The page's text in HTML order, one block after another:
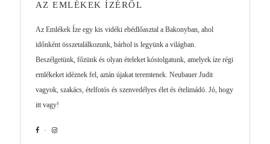
AZ EMLÉKEK ÍZÉRŐL
Az Emlékek Íze egy kis vidéki ebédlőasztal a Bakonyban, ahol
időnként összetalálkozunk, bárhol is legyünk a világban.
Beszélgetünk, főzünk és olyan ételeket kóstolgatunk, amelyek íze régi
emlékeket idéznek fel, aztán újakat teremtenek. Neubauer Judit
vagyok, szakács, ételfotós és szenvedélyes élet és ételimádó. Jó, hogy
itt vagy!